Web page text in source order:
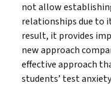
not allow
relationships due to
result, it provides
new approach
effective approach
students’ test